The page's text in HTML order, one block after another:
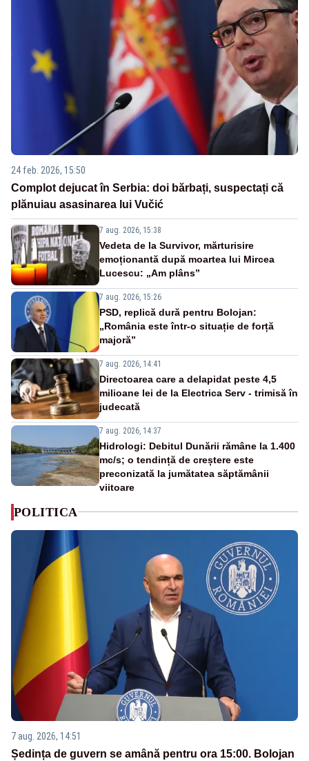
24 feb. 2026, 15:50
Complot dejucat în Serbia: doi bărbați, suspectați că
plănuiau asasinarea lui Vučić
7 aug. 2026, 15:38
Vedeta de la Survivor, mărturisire
emoționantă după moartea lui Mircea
Lucescu: „Am plâns”
7 aug. 2026, 15:26
PSD, replică dură pentru Bolojan:
„România este într-o situație de forță
majoră”
7 aug. 2026, 14:41
Directoarea care a delapidat peste 4,5
milioane lei de la Electrica Serv - trimisă în
judecată
7 aug. 2026, 14:37
Hidrologi: Debitul Dunării rămâne la 1.400
mc/s; o tendință de creștere este
preconizată la jumătatea săptămânii
viitoare
POLITICA
7 aug. 2026, 14:51
Ședința de guvern se amână pentru ora 15:00. Bolojan